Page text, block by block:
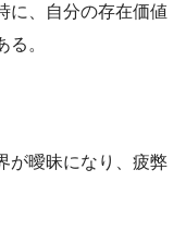
に、自分の存在価値
。
が曖昧になり、疲弊